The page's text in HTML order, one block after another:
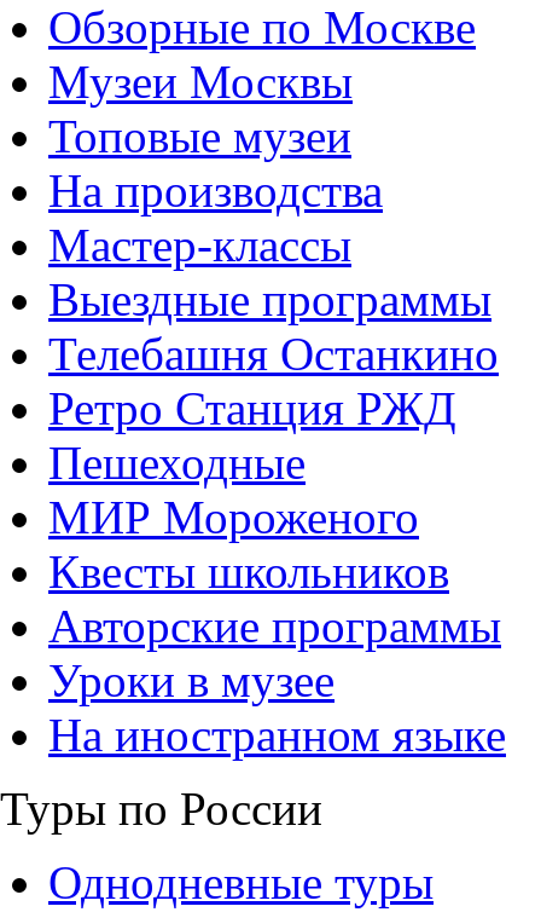
Обзорные по Москве
Музеи Москвы
Топовые музеи
На производства
Мастер-классы
Выездные программы
Телебашня Останкино
Ретро Станция РЖД
Пешеходные
МИР Мороженого
Квесты школьников
Авторские программы
Уроки в музее
На иностранном языке
Туры по России
Однодневные туры